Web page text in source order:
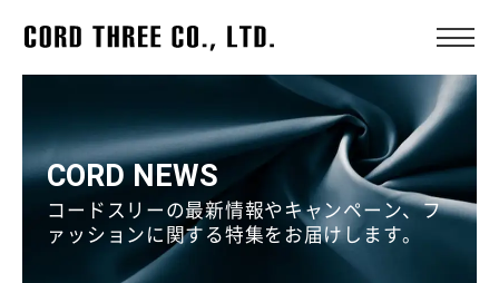
CORD NEWS
コードスリーの最新情報やキャンペーン、フ
ァッションに関する特集をお届けします。